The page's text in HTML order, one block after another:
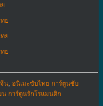
ย
ย
ย
น, อนิเมะซับไทย การ์ตูนซับ
น การ์ตูนรักโรแมนติก